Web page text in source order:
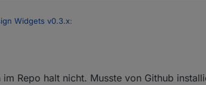
Widgets v0.3.x:
Repo halt nicht. Musste von Github